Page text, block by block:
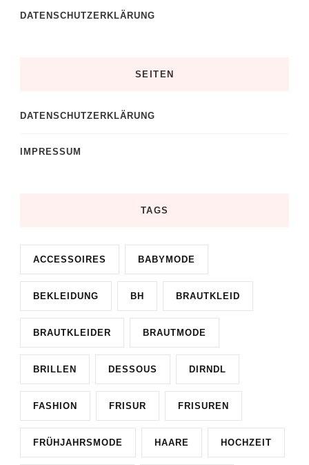
DATENSCHUTZERKLÄRUNG
SEITEN
DATENSCHUTZERKLÄRUNG
IMPRESSUM
TAGS
ACCESSOIRES BABYMODE
BEKLEIDUNG BH BRAUTKLEID
BRAUTKLEIDER BRAUTMODE
BRILLEN DESSOUS DIRNDL
FASHION FRISUR FRISUREN
FRÜHJAHRSMODE HAARE HOCHZEIT